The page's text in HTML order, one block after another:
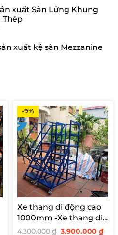
xuất Sàn Lửng Khung
Thép
xuất kệ sàn Mezzanine
-9%
Xe thang di động cao
1000mm -Xe thang di
động cao 1 m
4.300.000₫ Giá
3.900.000₫Giá